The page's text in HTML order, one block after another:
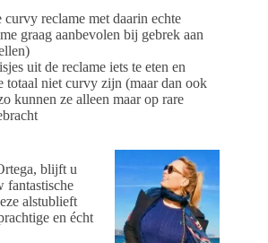
curvy reclame met daarin echte
graag aanbevolen bij gebrek aan
uit de reclame iets te eten en
totaal niet curvy zijn (maar dan ook
kunnen ze alleen maar op rare
blijft u
fantastische
alstublieft
en écht